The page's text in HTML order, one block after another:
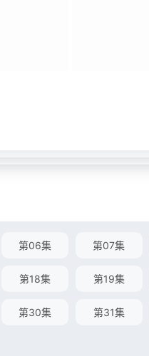
第06集 第07集
第18集 第19集
第30集 第31集